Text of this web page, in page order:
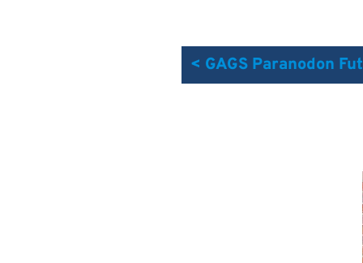
< GAGS Paranodon